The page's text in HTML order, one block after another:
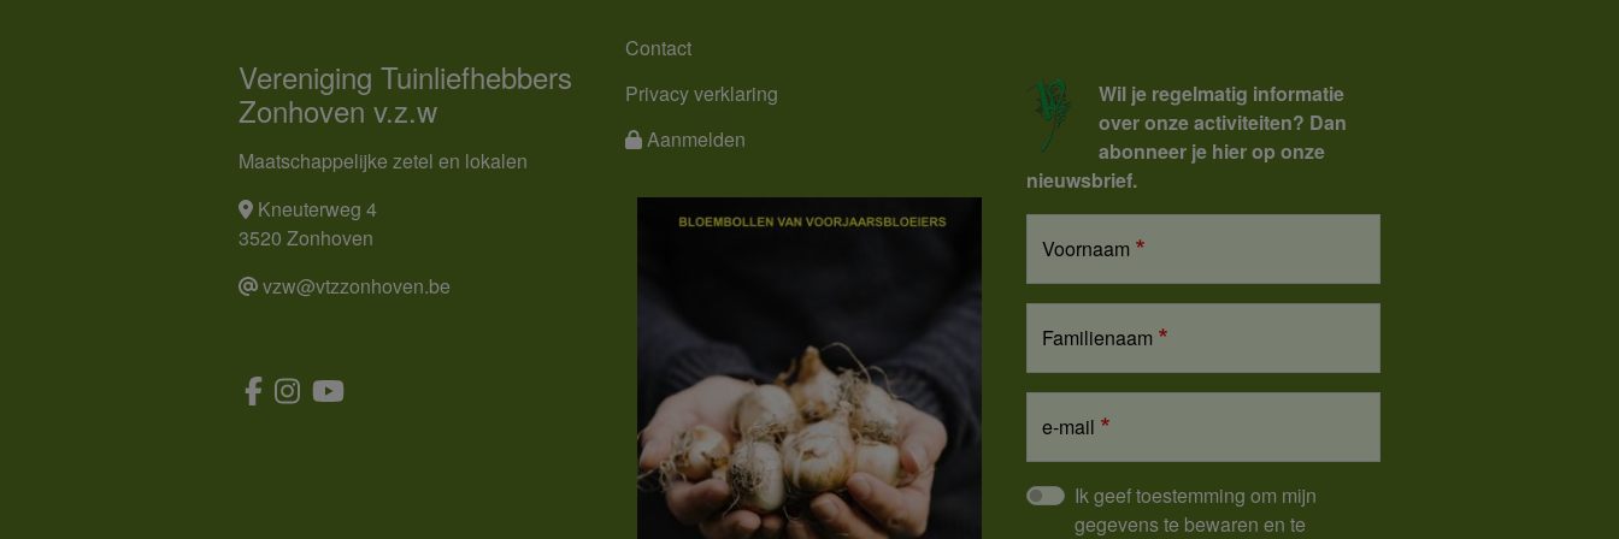
Vereniging Tuinliefhebbers
Zonhoven v.z.w
Maatschappelijke zetel en lokalen
Kneuterweg 4
3520 Zonhoven
vzw@vtzzonhoven.be
MENU
Contact
Privacy verklaring
Aanmelden
Wil je regelmatig informatie
over onze activiteiten? Dan
abonneer je hier op onze
nieuwsbrief.
Voornaam
Familienaam
e-mail
Ik geef toestemming om mijn
gegevens te bewaren en te